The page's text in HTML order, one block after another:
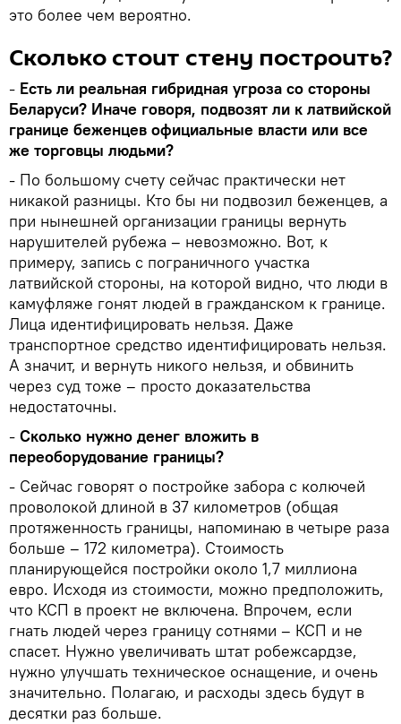
это более чем вероятно.
Сколько стоит стену построить?
- Есть ли реальная гибридная угроза со стороны
Беларуси? Иначе говоря, подвозят ли к латвийской
границе беженцев официальные власти или все
же торговцы людьми?
- По большому счету сейчас практически нет
никакой разницы. Кто бы ни подвозил беженцев, а
при нынешней организации границы вернуть
нарушителей рубежа – невозможно. Вот, к
примеру, запись с пограничного участка
латвийской стороны, на которой видно, что люди в
камуфляже гонят людей в гражданском к границе.
Лица идентифицировать нельзя. Даже
транспортное средство идентифицировать нельзя.
А значит, и вернуть никого нельзя, и обвинить
через суд тоже – просто доказательства
недостаточны.
- Сколько нужно денег вложить в
переоборудование границы?
- Сейчас говорят о постройке забора с колючей
проволокой длиной в 37 километров (общая
протяженность границы, напоминаю в четыре раза
больше – 172 километра). Стоимость
планирующейся постройки около 1,7 миллиона
евро. Исходя из стоимости, можно предположить,
что КСП в проект не включена. Впрочем, если
гнать людей через границу сотнями – КСП и не
спасет. Нужно увеличивать штат робежсардзе,
нужно улучшать техническое оснащение, и очень
значительно. Полагаю, и расходы здесь будут в
десятки раз больше.